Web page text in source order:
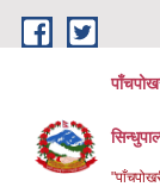
Skip to main content